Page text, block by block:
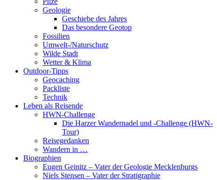
Geologie
Geschiebe des Jahres
Das besondere Geotop
Fossilien
Umwelt-/Naturschutz
Wilde Stadt
Wetter & Klima
Outdoor-Tipps
Geocaching
Packliste
Technik
Leben als Reisende
HWN-Challenge
Die Harzer Wandernadel und -Challenge (HWN-
Tour)
Reisegedanken
Wandern in …
Biographien
Eugen Geinitz – Vater der Geologie Mecklenburgs
Niels Stensen – Vater der Stratigraphie